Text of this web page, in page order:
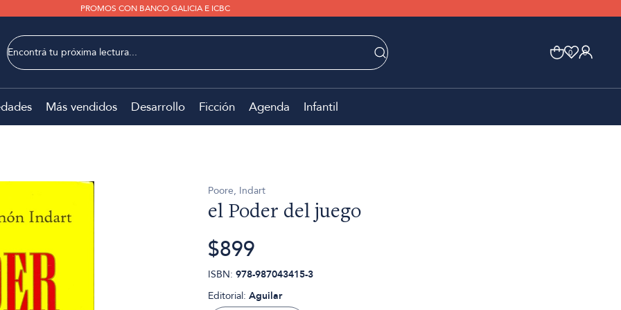
PROMOS CON BANCO GALICIA E ICBC
0 0
Más vendidos Desarrollo Ficción Agenda Infantil
Poore, Indart
el Poder del juego
$899
ISBN: 978-987043415-3
Editorial: Aguilar